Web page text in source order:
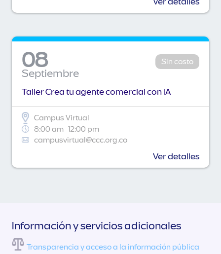
08
Septiembre
Sin costo
Taller Crea tu agente comercial con IA
Campus Virtual
8:00 am 12:00 pm
campusvirtual@ccc.org.co
Ver detalles
Información y servicios adicionales
Transparencia y acceso a la información pública